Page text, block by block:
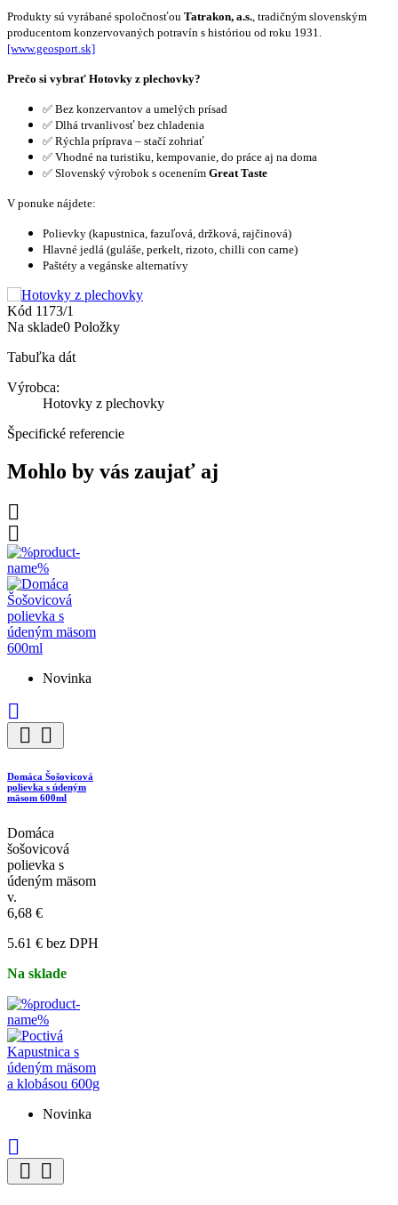
Produkty sú vyrábané spoločnosťou Tatrakon, a.s. , tradičným slovenským
producentom konzervovaných potravín s históriou od roku 1931.
[www.geosport.sk]
Prečo si vybrať Hotovky z plechovky?
✅ Bez konzervantov a umelých prísad
✅ Dlhá trvanlivosť bez chladenia
✅ Rýchla príprava – stačí zohriať
✅ Vhodné na turistiku, kempovanie, do práce aj na doma
✅ Slovenský výrobok s ocenením Great Taste
V ponuke nájdete:
Polievky (kapustnica, fazuľová, držková, rajčinová)
Hlavné jedlá (guláše, perkelt, rizoto, chilli con carne)
Paštéty a vegánske alternatívy
Kód 1173/1
Na sklade0 Položky
Tabuľka dát
Výrobca:
Hotovky z plechovky
Špecifické referencie
Mohlo by vás zaujať aj


Novinka

 
Domáca Šošovicová
polievka s údeným
mäsom 600ml
Domáca
šošovicová
polievka s
údeným mäsom
v.
6,68 €
5.61 € bez DPH
Na sklade
Novinka

 